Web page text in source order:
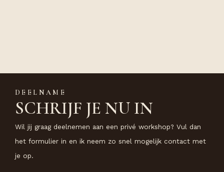
DEELNAME
SCHRIJF JE NU IN
Wil jij graag deelnemen aan een privé workshop? Vul dan
het formulier in en ik neem zo snel mogelijk contact met
je op.